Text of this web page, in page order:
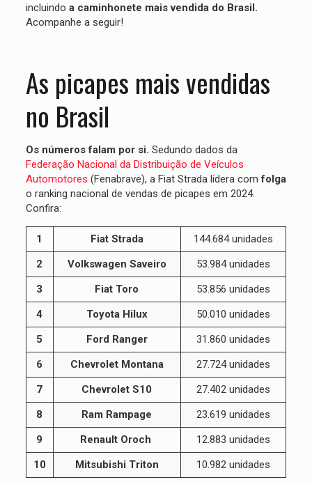
incluindo a caminhonete mais vendida do Brasil.
Acompanhe a seguir!
As picapes mais vendidas
no Brasil
Os números falam por si. Sedundo dados da
Federação Nacional da Distribuição de Veículos
Automotores (Fenabrave), a Fiat Strada lidera comfolga
o ranking nacional de vendas de picapes em 2024.
Confira:
1 Fiat Strada
144.684 unidades
2
Volkswagen Saveiro
53.984 unidades
3
Fiat Toro
53.856 unidades
4
Toyota Hilux
50.010 unidades
5
Ford Ranger
31.860 unidades
6
Chevrolet Montana
27.724 unidades
7
Chevrolet S10
27.402 unidades
8
Ram Rampage
23.619 unidades
9
Renault Oroch
12.883 unidades
10
Mitsubishi Triton 10.982 unidades